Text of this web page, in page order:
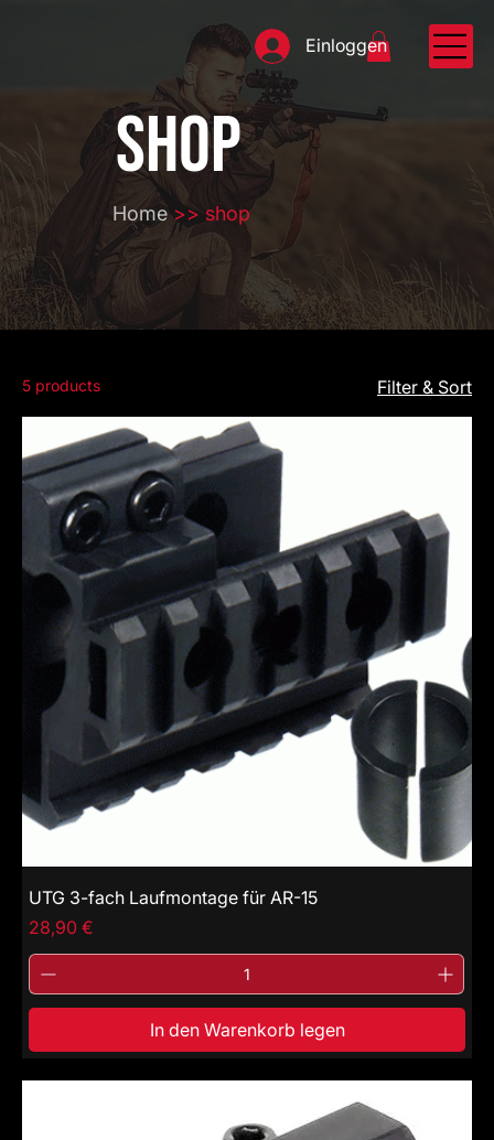
Einloggen
SHOP
Home>> shop
5 products Filter & Sort
UTG 3-fach Laufmontage für AR-15
Price
28,90 €
In den Warenkorb legen